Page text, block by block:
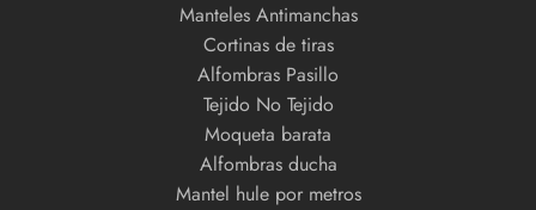
Manteles Antimanchas
Cortinas de tiras
Alfombras Pasillo
Tejido No Tejido
Moqueta barata
Alfombras ducha
Mantel hule por metros